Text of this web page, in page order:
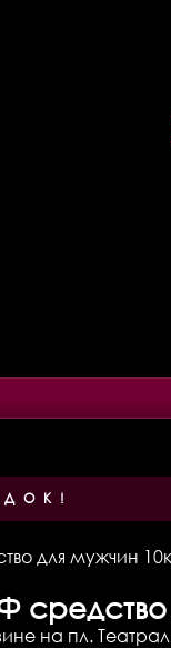
для мужчин 10к
на пл.